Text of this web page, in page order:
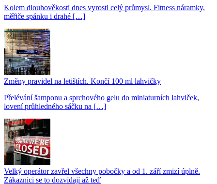
Kolem dlouhověkosti dnes vyrostl celý průmysl. Fitness náramky,
měřiče spánku i drahé […]
Změny pravidel na letištích. Končí 100 ml lahvičky
Přelévání šamponu a sprchového gelu do miniaturních lahviček,
lovení průhledného sáčku na […]
Velký operátor zavřel všechny pobočky a od 1. září zmizí úplně.
Zákazníci se to dozvídají až teď